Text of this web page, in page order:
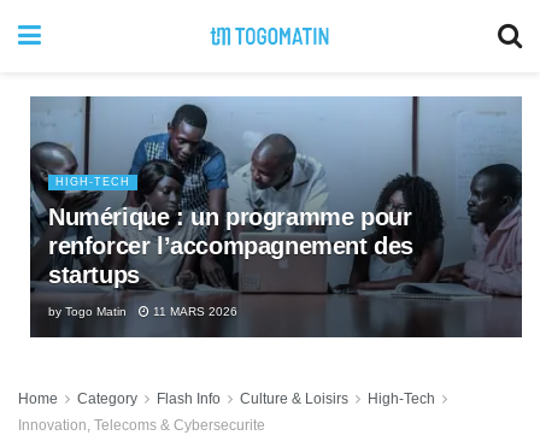
HIGH-TECH
Numérique : un programme pour
renforcer l’accompagnement des
startups
by Togo Matin 11 MARS 2026
Home Category Flash Info Culture & Loisirs
High-Tech
Innovation, Telecoms & Cybersecurite